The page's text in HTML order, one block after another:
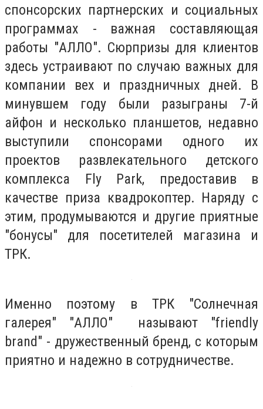
спонсорских партнерских и социальных
программах - важная составляющая
работы "АЛЛО". Сюрпризы для клиентов
здесь устраивают по случаю важных для
компании вех и праздничных дней. В
минувшем году были разыграны 7-й
айфон и несколько планшетов, недавно
выступили спонсорами одного их
проектов развлекательного детского
комплекса Fly Park, предоставив в
качестве приза квадрокоптер. Наряду с
этим, продумываются и другие приятные
"бонусы" для посетителей магазина и
ТРК.
Именно поэтому в ТРК "Солнечная
галерея" "АЛЛО" называют "friendly
brand" - дружественный бренд, с которым
приятно и надежно в сотрудничестве.